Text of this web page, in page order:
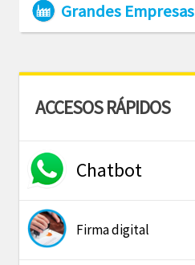
Grandes Empresas
ACCESOS RÁPIDOS
Chatbot
Firma digital